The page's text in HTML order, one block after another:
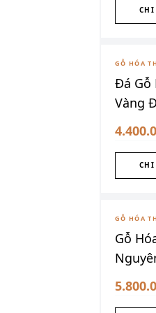
GỖ HÓA
Đá Gỗ
Vàng
ĐÃ SƯU
GỖ HÓA
Gỗ